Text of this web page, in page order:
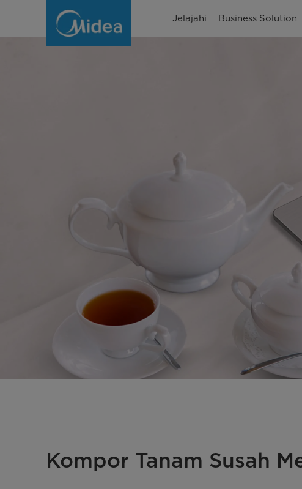
Kompor
Tanam
Jelajahi Business Solution
Kompor Tanam Susah